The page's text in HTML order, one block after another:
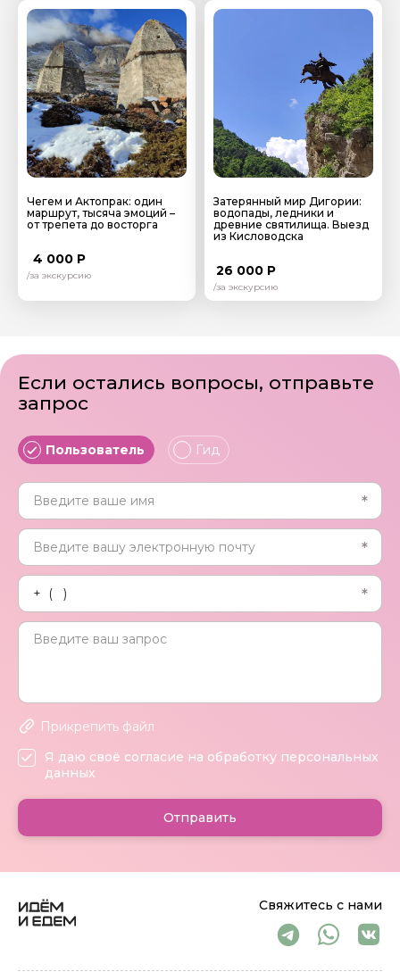
который не только изменит ваш взгляд на этот край
навсегда, но и подарит вам яркие эмоции и
незабываемые впечатления!
Чегем и Актопрак: один
маршрут, тысяча эмоций –
от трепета до восторга
4 000 Р
/за экскурсию
Затерянный мир Дигории:
водопады, ледники и
древние святилища. Выезд
из Кисловодска
26 000 Р
/за экскурсию
Свяжитесь с нами
Если остались вопросы, отправьте
запрос
Пользователь Гид
Прикрепить файл
Я даю своё согласие на обработку персональных
данных
Отправить
Я даю своё согласие на обработку персональных
данных
Отправить